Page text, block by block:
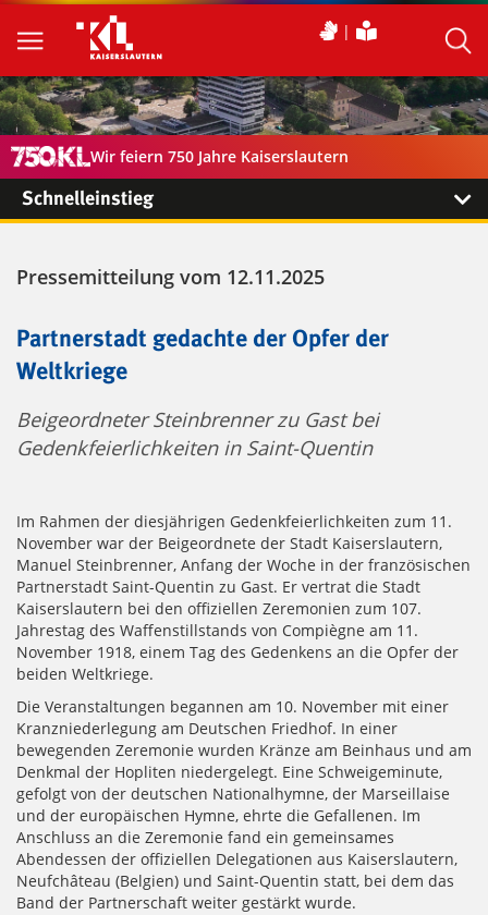
Wir feiern 750 Jahre Kaiserslautern
Schnelleinstieg
Pressemitteilung vom 12.11.2025
Partnerstadt gedachte der Opfer der
Weltkriege
Beigeordneter Steinbrenner zu Gast bei
Gedenkfeierlichkeiten in Saint-Quentin
Im Rahmen der diesjährigen Gedenkfeierlichkeiten zum 11.
November war der Beigeordnete der Stadt Kaiserslautern,
Manuel Steinbrenner, Anfang der Woche in der französischen
Partnerstadt Saint-Quentin zu Gast. Er vertrat die Stadt
Kaiserslautern bei den offiziellen Zeremonien zum 107.
Jahrestag des Waffenstillstands von Compiègne am 11.
November 1918, einem Tag des Gedenkens an die Opfer der
beiden Weltkriege.
Die Veranstaltungen begannen am 10. November mit einer
Kranzniederlegung am Deutschen Friedhof. In einer
bewegenden Zeremonie wurden Kränze am Beinhaus und am
Denkmal der Hopliten niedergelegt. Eine Schweigeminute,
gefolgt von der deutschen Nationalhymne, der Marseillaise
und der europäischen Hymne, ehrte die Gefallenen. Im
Anschluss an die Zeremonie fand ein gemeinsames
Abendessen der offiziellen Delegationen aus Kaiserslautern,
Neufchâteau (Belgien) und Saint-Quentin statt, bei dem das
Band der Partnerschaft weiter gestärkt wurde.